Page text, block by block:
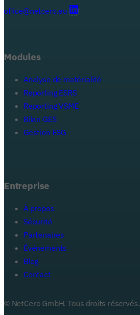
Votre adresse e-mail
S'abonner
office@netcero.eu
Modules
Analyse de matérialité
Reporting ESRS
Reporting VSME
Bilan GES
Gestion ESG
Entreprise
À propos
Sécurité
Partenaires
Événements
Blog
Contact
© NetCero GmbH. Tous droits réservés.